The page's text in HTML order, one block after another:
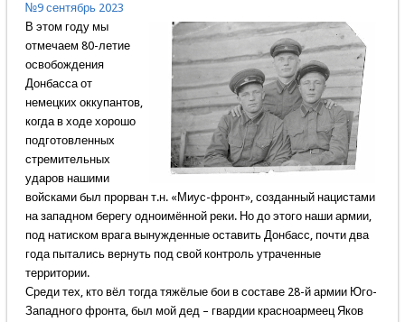
№9 сентябрь 2023
В этом году мы
отмечаем 80-летие
освобождения
Донбасса от
немецких оккупантов,
когда в ходе хорошо
подготовленных
стремительных
ударов нашими
войсками был прорван т.н. «Миус-фронт», созданный нацистами
на западном берегу одноимённой реки. Но до этого наши армии,
под натиском врага вынужденные оставить Донбасс, почти два
года пытались вернуть под свой контроль утраченные
территории.
Среди тех, кто вёл тогда тяжёлые бои в составе 28-й армии Юго-
Западного фронта, был мой дед – гвардии красноармеец Яков